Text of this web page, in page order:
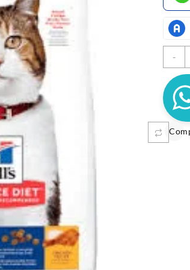
MUNGOS FRUTAS 50GR
3.100
Añadir al carrito
11.100
-